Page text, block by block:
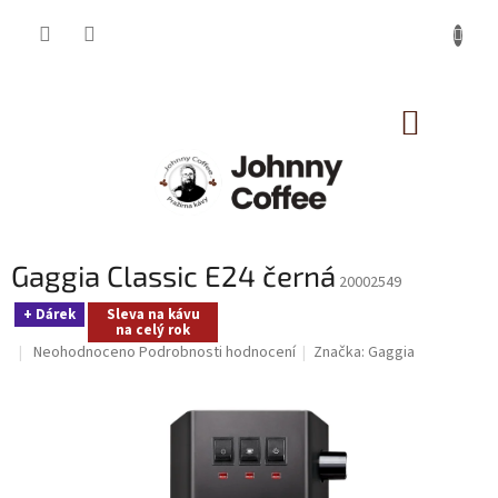
Gaggia Classic E24 černá 20002549
+ Dárek Sleva na kávu
na celý rok
Průměrné
Neohodnoceno Podrobnosti hodnocení Značka: Gaggia